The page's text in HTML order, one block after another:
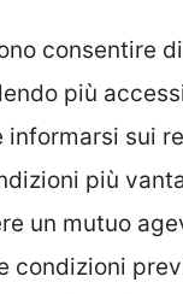
consentire
più
sui
più
un mutuo
condizioni